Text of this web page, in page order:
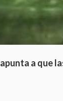
a que